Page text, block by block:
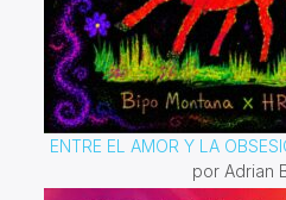
ENTRE EL AMOR Y LA
por Adrian